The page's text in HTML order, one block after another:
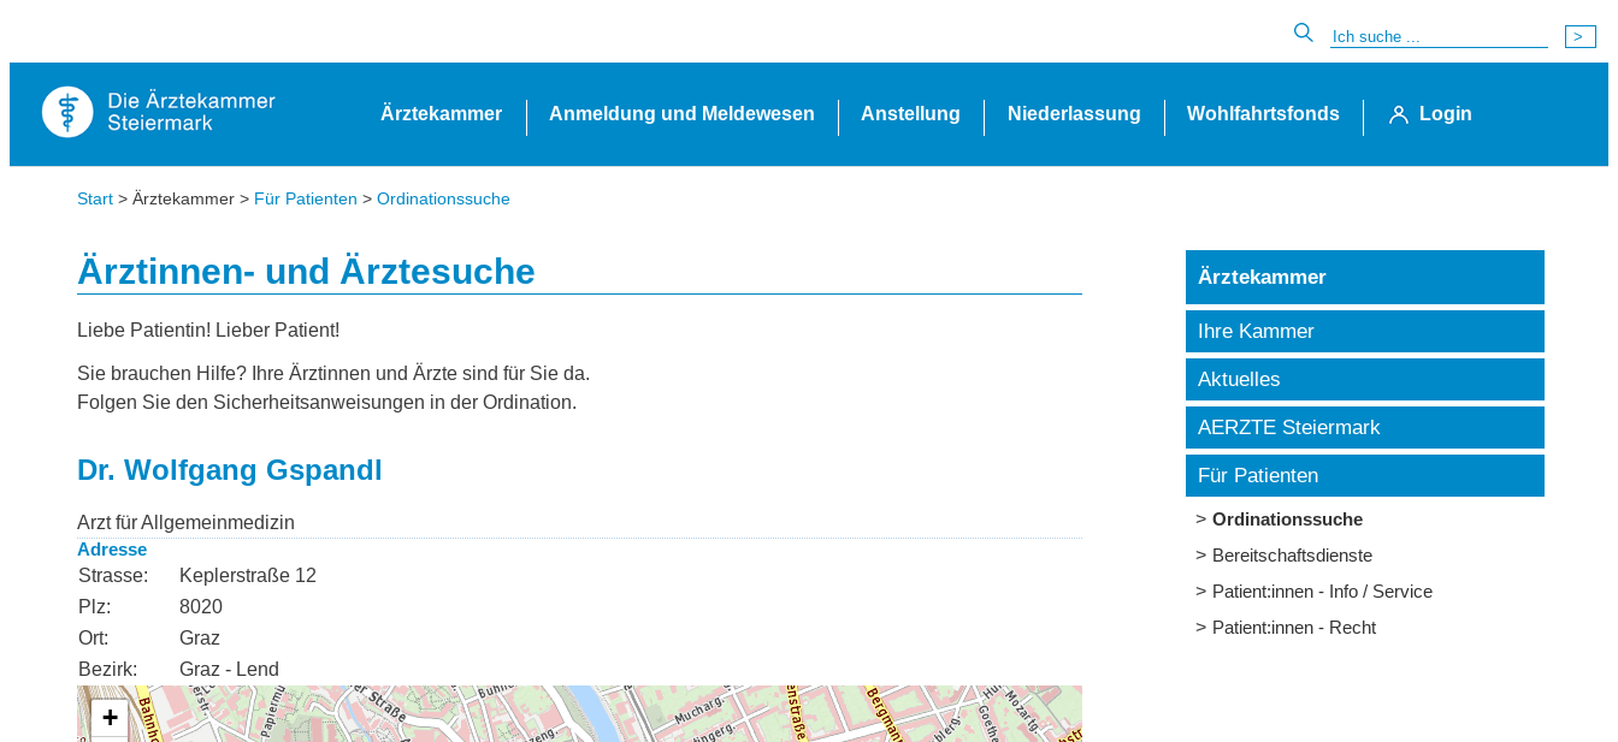
Ärztekammer Anmeldung und Meldewesen Anstellung Niederlassung Wohlfahrtsfonds Login
Start > Ärztekammer > Für Patienten > Ordinationssuche
Ärztinnen- und Ärztesuche
Liebe Patientin! Lieber Patient!
Sie brauchen Hilfe? Ihre Ärztinnen und Ärzte sind für Sie da.
Folgen Sie den Sicherheitsanweisungen in der Ordination.
Dr. Wolfgang Gspandl
Arzt für Allgemeinmedizin
Adresse
Strasse:
Keplerstraße 12
Plz:
8020
Ort:
Graz
Bezirk:
Graz - Lend
Ärztekammer
Ihre Kammer
Aktuelles
AERZTE Steiermark
Für Patienten
Ordinationssuche
Bereitschaftsdienste
Patient:innen - Info / Service
Patient:innen - Recht